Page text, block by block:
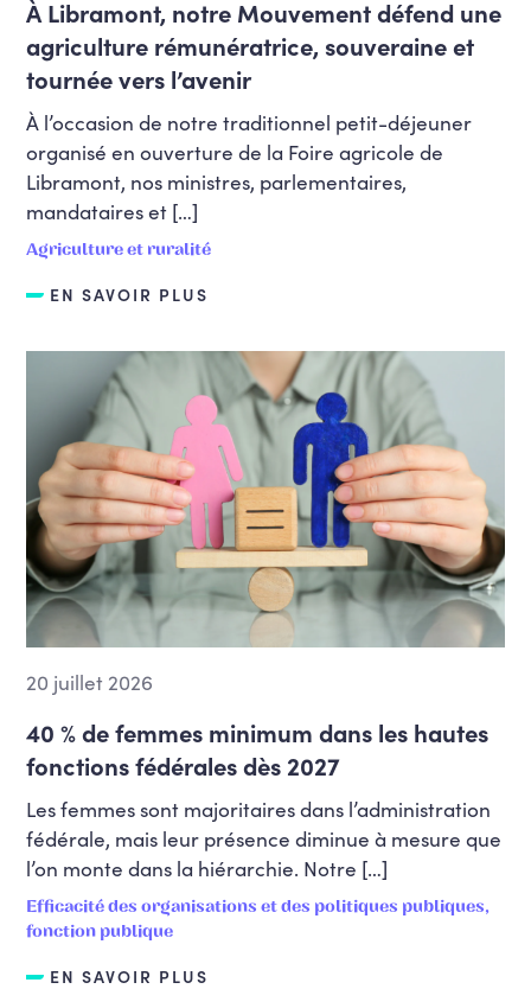
À Libramont, notre Mouvement défend une
agriculture rémunératrice, souveraine et
tournée vers l’avenir
À l’occasion de notre traditionnel petit-déjeuner
organisé en ouverture de la Foire agricole de
Libramont, nos ministres, parlementaires,
mandataires et […]
Agriculture et ruralité
EN SAVOIR PLUS
20 juillet 2026
40 % de femmes minimum dans les hautes
fonctions fédérales dès 2027
Les femmes sont majoritaires dans l’administration
fédérale, mais leur présence diminue à mesure que
l’on monte dans la hiérarchie. Notre […]
Efficacité des organisations et des politiques publiques,
fonction publique
EN SAVOIR PLUS